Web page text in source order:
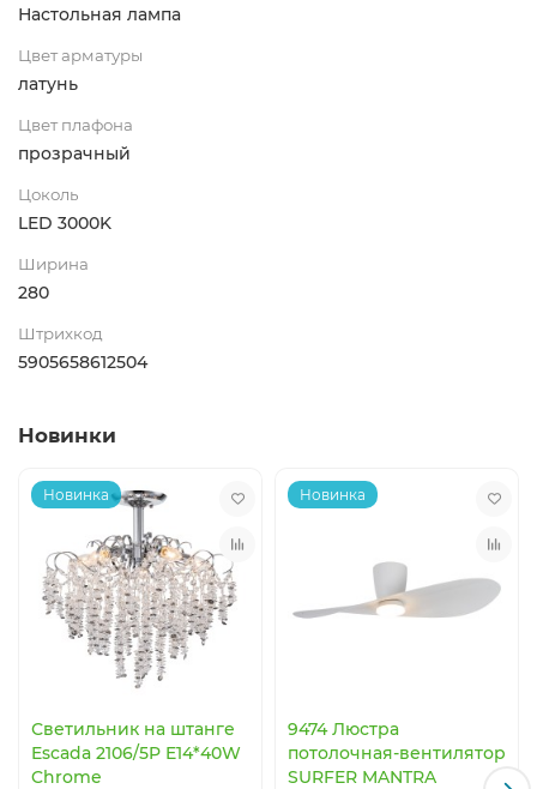
Настольная лампа
Цвет арматуры
латунь
Цвет плафона
прозрачный
Цоколь
LED 3000K
Ширина
280
Штрихкод
5905658612504
Новинки
Новинка
Светильник на штанге
Escada 2106/5P E14*40W
Chrome
Новинка
9474 Люстра
потолочная-вентилятор
SURFER MANTRA